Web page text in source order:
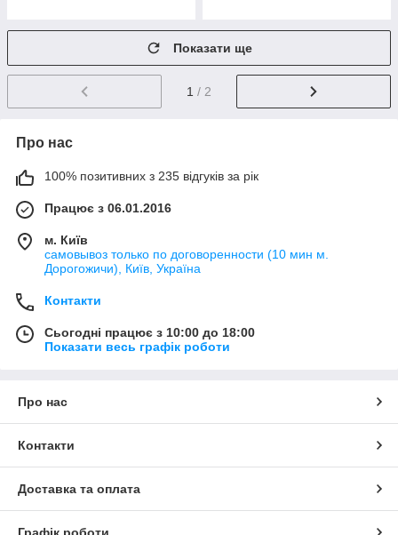
Показати ще
1 / 2
Про нас
100% позитивних з 235 відгуків за рік
Працює з 06.01.2016
м. Київ
самовывоз только по договоренности (10 мин м.
Дорогожичи), Київ, Україна
Контакти
Сьогодні працює з 10:00 до 18:00
Показати весь графік роботи
Про нас
Контакти
Доставка та оплата